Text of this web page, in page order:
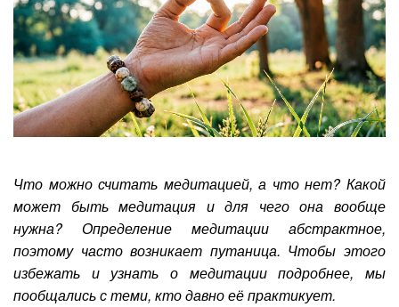
Что можно считать медитацией, а что нет? Какой
может быть медитация и для чего она вообще
нужна? Определение медитации абстрактное,
поэтому часто возникает путаница. Чтобы этого
избежать и узнать о медитации подробнее, мы
пообщались с теми, кто давно её практикует.